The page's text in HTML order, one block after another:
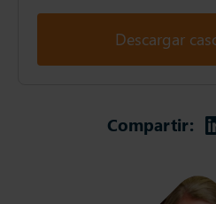
Descargar
Compartir: